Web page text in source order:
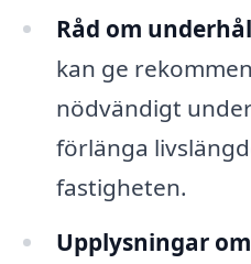
Råd om
kan ge
nödvändigt
förlänga
fastigheten.
Upplysningar